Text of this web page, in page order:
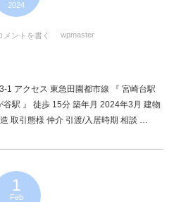
2024
メントを書く wpmaster
1 アクセス 東急田園都市線 『 宮崎台駅
駅 』 徒歩 15分 築年月 2024年3月 建物
取引態様 仲介 引渡/入居時期 相談 …
1
Feb